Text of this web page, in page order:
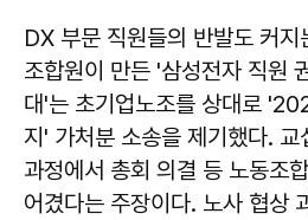
DX 부문 직원들의 반발도 커
조합원이 만든 '삼성전자 직원
대'는 초기업노조를 상대로
지' 가처분 소송을 제기했다.
과정에서 총회 의결 등 노동조
어겼다는 주장이다. 노사 협상